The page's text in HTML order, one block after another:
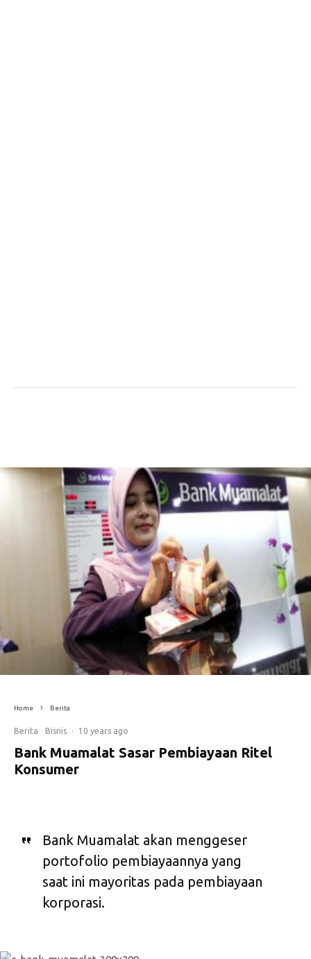
Home Berita
Berita Bisnis · 10 years ago
Bank Muamalat Sasar Pembiayaan Ritel
Konsumer
Bank Muamalat akan menggeser
portofolio pembiayaannya yang
saat ini mayoritas pada pembiayaan
korporasi.